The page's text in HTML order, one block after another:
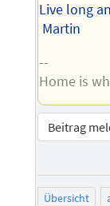
Live long
Martin
--
Home is
Beitrag
Übersicht